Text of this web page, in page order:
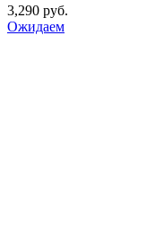
3,290 руб.
Ожидаем